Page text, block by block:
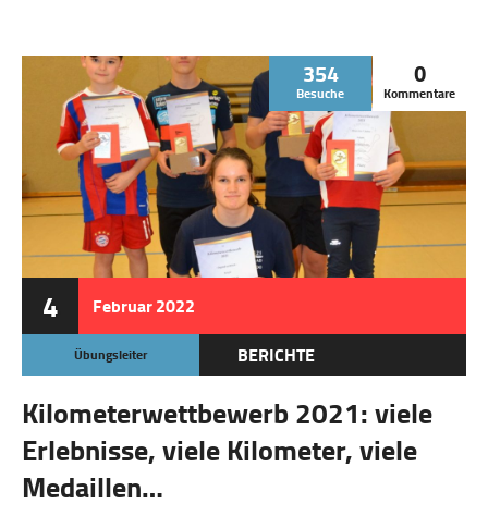
4 Februar2022
354
Besuche
0
Kommentare
Übungsleiter BERICHTE
Kilometerwettbewerb 2021: viele
Erlebnisse, viele Kilometer, viele
Medaillen…